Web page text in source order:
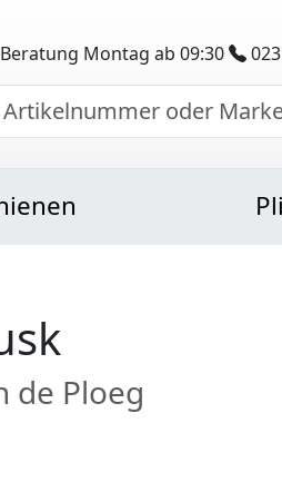
Beratung Montag ab 09:30
de Ploeg